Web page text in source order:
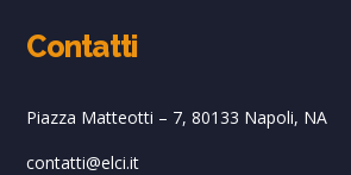
Contatti
Piazza Matteotti – 7, 80133 Napoli, NA
contatti@elci.it